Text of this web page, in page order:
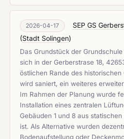
2026-04-17
SEP GS
(Stadt Solingen)
Das Grundstück der
sich in der Gerberstrase 18,
östlichen Rande des historischen
wird saniert, ein weiteres
Im Rahmen der Planung wurde
Installation eines zentralen
Gebäuden 1 und 8 aus
ist. Als Alternative wurden
Bodenaufstellung oder